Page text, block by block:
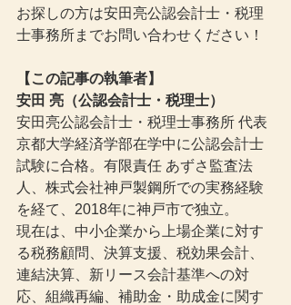
お探しの方は安田亮公認会計士・税理
士事務所までお問い合わせください！
【この記事の執筆者】
安田 亮（公認会計士・税理士）
安田亮公認会計士・税理士事務所 代表
京都大学経済学部在学中に公認会計士
試験に合格。有限責任 あずさ監査法
人、株式会社神戸製鋼所での実務経験
を経て、2018年に神戸市で独立。
現在は、中小企業から上場企業に対す
る税務顧問、決算支援、税効果会計、
連結決算、新リース会計基準への対
応、組織再編、補助金・助成金に関す